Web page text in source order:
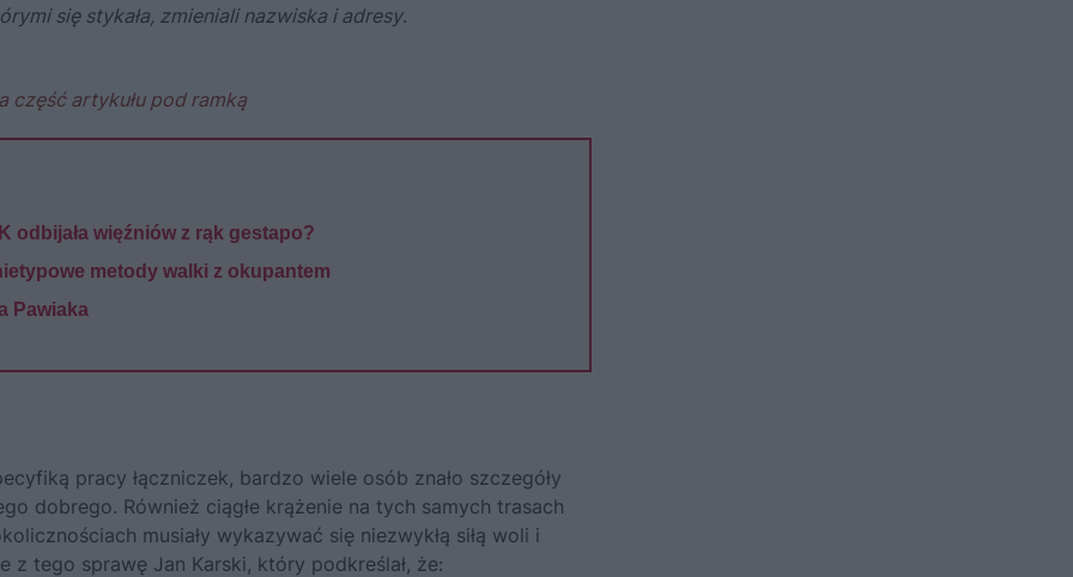
się stykała, zmieniali nazwiska i adresy.
część artykułu pod ramką
odbijała więźniów z rąk gestapo?
metody walki z okupantem
Pawiaka
pracy łączniczek, bardzo wiele osób znało szczegóły
dobrego. Również ciągłe krążenie na tych samych trasach
musiały wykazywać się niezwykłą siłą woli i
z tego sprawę Jan Karski, który podkreślał, że: